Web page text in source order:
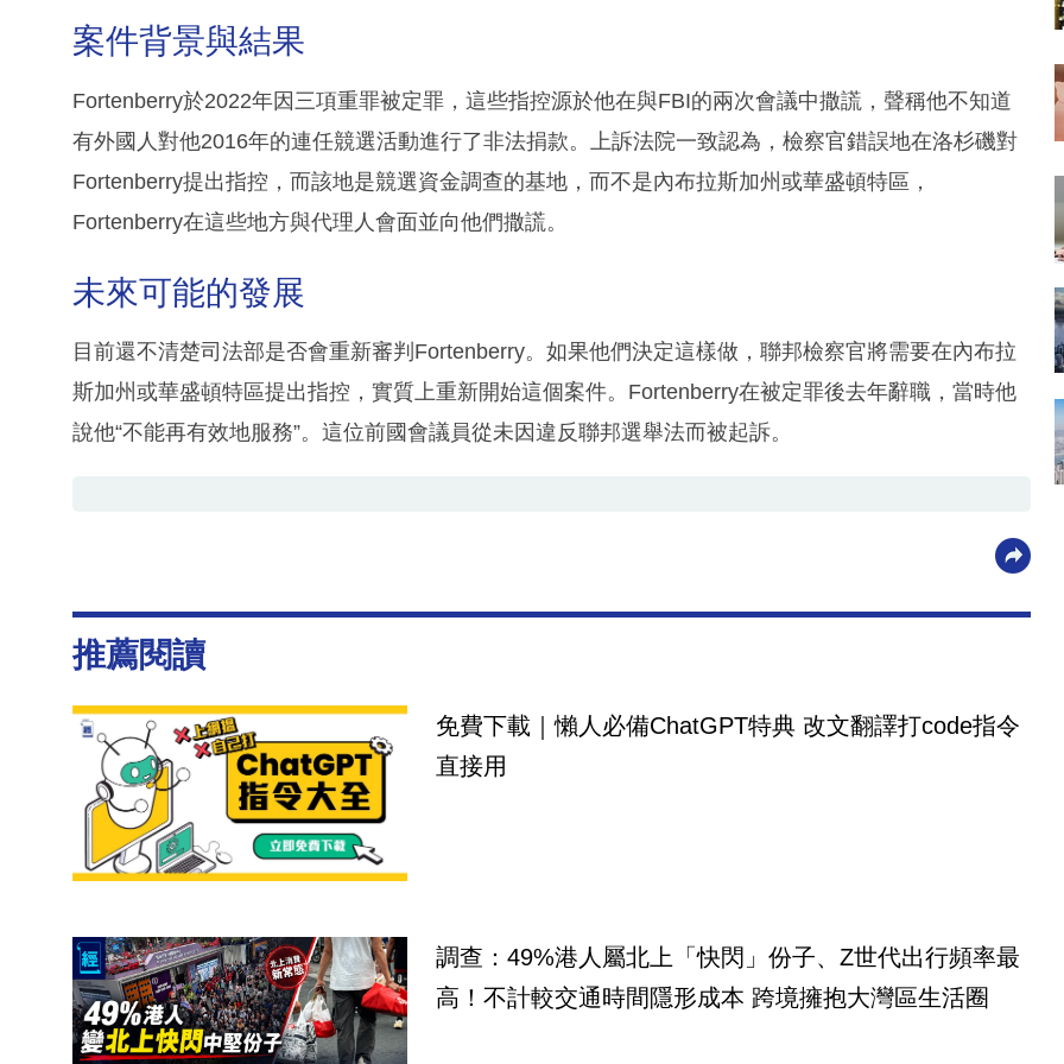
案件背景與結果
Fortenberry於2022年因三項重罪被定罪，這些指控源於他在與FBI的兩次會議中撒謊，聲稱他不知道
有外國人對他2016年的連任競選活動進行了非法捐款。上訴法院一致認為，檢察官錯誤地在洛杉磯對
Fortenberry提出指控，而該地是競選資金調查的基地，而不是內布拉斯加州或華盛頓特區，
Fortenberry在這些地方與代理人會面並向他們撒謊。
未來可能的發展
目前還不清楚司法部是否會重新審判Fortenberry。如果他們決定這樣做，聯邦檢察官將需要在內布拉
斯加州或華盛頓特區提出指控，實質上重新開始這個案件。Fortenberry在被定罪後去年辭職，當時他
說他“不能再有效地服務”。這位前國會議員從未因違反聯邦選舉法而被起訴。
推薦閱讀
免費下載｜懶人必備ChatGPT特典 改文翻譯打code指令
直接用
調查：49%港人屬北上「快閃」份子、Z世代出行頻率最
高！不計較交通時間隱形成本 跨境擁抱大灣區生活圈